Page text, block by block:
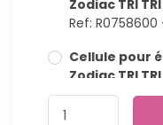
Zodiac TRI
Ref: R0758600
Cellule pour
Zodiac TRI TRI
Ref: